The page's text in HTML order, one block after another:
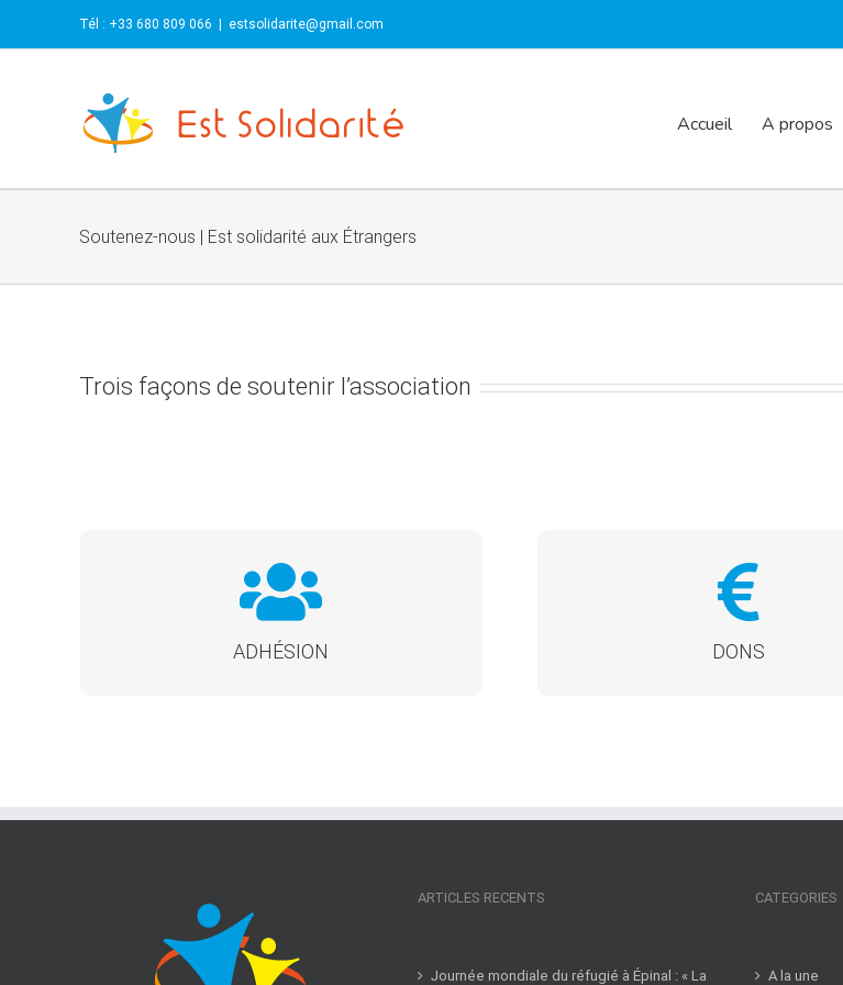
Tél : +33 680 809 066 estsolidarite@gmail.com
Accueil A propos
Soutenez-nous | Est solidarité aux Étrangers
Trois façons de soutenir l’association
ADHÉSION
REJOINDRE LES MEMBRES ACTIFS D'EST
SOLIDARITÉ
DONS
FAIRE UN DON À L'ASSOCIATION
Cliquez ici
ARTICLES RECENTS
Journée mondiale du réfugié à Épinal : « La
CATEGORIES
A la une